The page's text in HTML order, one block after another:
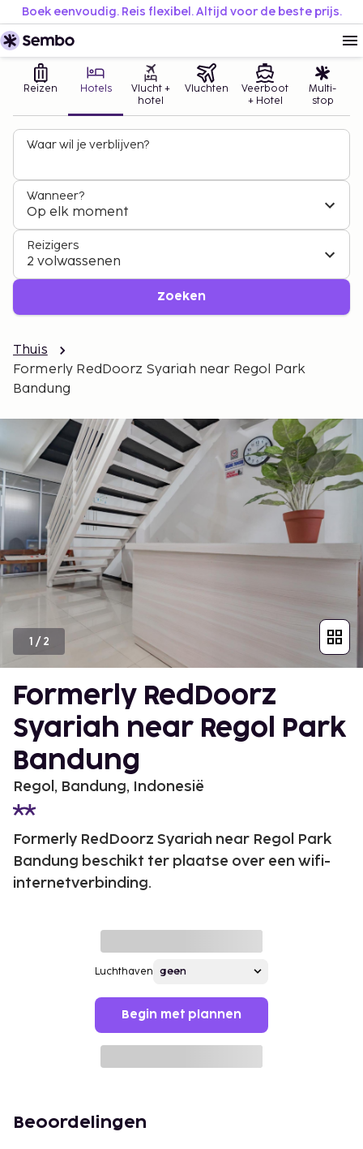
Boek eenvoudig. Reis flexibel. Altijd voor de beste prijs.
Reizen Hotels
Vlucht +
hotel
Vluchten
Veerboot
+ Hotel
Multi-
stop
Waar wil je verblijven?
Wanneer?
Op elk moment
Reizigers
2 volwassenen
Zoeken
Thuis
Formerly RedDoorz Syariah near Regol Park
Bandung
1 /2
Formerly RedDoorz
Syariah near Regol Park
Bandung
Regol, Bandung, Indonesië
Formerly RedDoorz Syariah near Regol Park
Bandung beschikt ter plaatse over een wifi-
internetverbinding.
Luchthaven
Begin met plannen
Beoordelingen